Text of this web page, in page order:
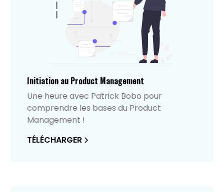
Initiation au Product Management
Une heure avec Patrick Bobo pour
comprendre les bases du Product
Management !
TÉLÉCHARGER